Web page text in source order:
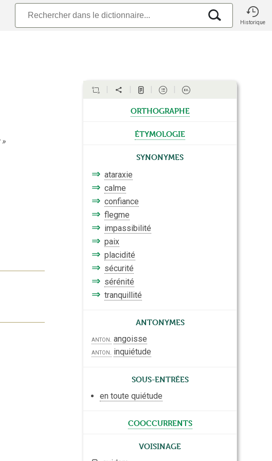
Historique
»
orthographe
étymologie
Synonymes
⇒ ataraxie
⇒ calme
⇒ confiance
⇒ flegme
⇒ impassibilité
⇒ paix
⇒ placidité
⇒ sécurité
⇒ sérénité
⇒ tranquillité
Antonymes
anton. angoisse
anton. inquiétude
Sous-entrées
en toute quiétude
cooccurrents
Voisinage